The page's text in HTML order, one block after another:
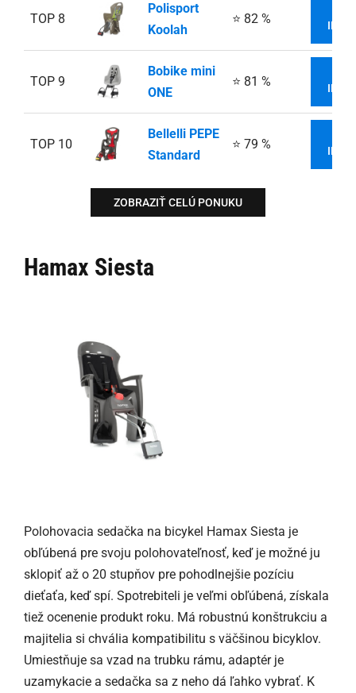
TOP 8
Polisport
Koolah
⭐ 82 %
TOP 9
Bobike mini
ONE
⭐ 81 %
TOP 10
Bellelli PEPE
Standard
⭐ 79 %
ZOBRAZIŤ CELÚ PONUKU
Hamax Siesta
Polohovacia sedačka na bicykel Hamax Siesta je
obľúbená pre svoju polohovateľnosť, keď je možné ju
sklopiť až o 20 stupňov pre pohodlnejšie pozíciu
dieťaťa, keď spí. Spotrebiteli je veľmi obľúbená, získala
tiež ocenenie produkt roku. Má robustnú konštrukciu a
majitelia si chvália kompatibilitu s väčšinou bicyklov.
Umiestňuje sa vzad na trubku rámu, adaptér je
uzamykacie a sedačka sa z neho dá ľahko vybrať. K